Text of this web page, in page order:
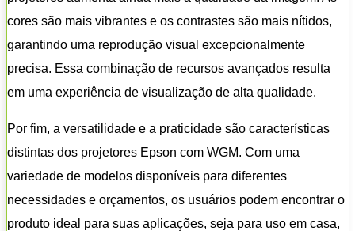
cores são mais vibrantes e os contrastes são mais nítidos,
garantindo uma reprodução visual excepcionalmente
precisa. Essa combinação de recursos avançados resulta
em uma experiência de visualização de alta qualidade.
Por fim, a versatilidade e a praticidade são características
distintas dos projetores Epson com WGM. Com uma
variedade de modelos disponíveis para diferentes
necessidades e orçamentos, os usuários podem encontrar o
produto ideal para suas aplicações, seja para uso em casa,